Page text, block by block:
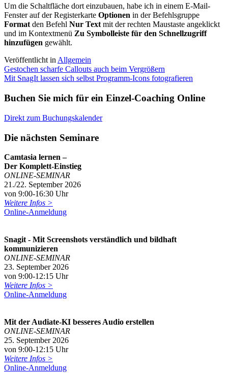
Um die Schaltfläche dort einzubauen, habe ich in einem E-Mail-
Fenster auf der Registerkarte Optionen in der Befehlsgruppe
Formatden Befehl Nur Textmit der rechten Maustaste angeklickt
und im Kontextmenü Zu Symbolleiste für den Schnellzugriff
hinzufügen gewählt.
Veröffentlicht inAllgemein
Beitragsnavigation
Gestochen scharfe Callouts auch beim Vergrößern
Mit SnagIt lassen sich selbst Programm-Icons fotografieren
Buchen Sie mich für ein Einzel-Coaching Online
Direkt zum Buchungskalender
Die nächsten Seminare
Camtasia lernen –
Der Komplett-Einstieg
ONLINE-SEMINAR
21./22. September 2026
von 9:00-16:30 Uhr
Weitere Infos >
Online-Anmeldung
Snagit - Mit Screenshots verständlich und bildhaft
kommunizieren
ONLINE-SEMINAR
23. September 2026
von 9:00-12:15 Uhr
Weitere Infos >
Online-Anmeldung
Mit der Audiate-KI besseres Audio erstellen
ONLINE-SEMINAR
25. September 2026
von 9:00-12:15 Uhr
Weitere Infos >
Online-Anmeldung